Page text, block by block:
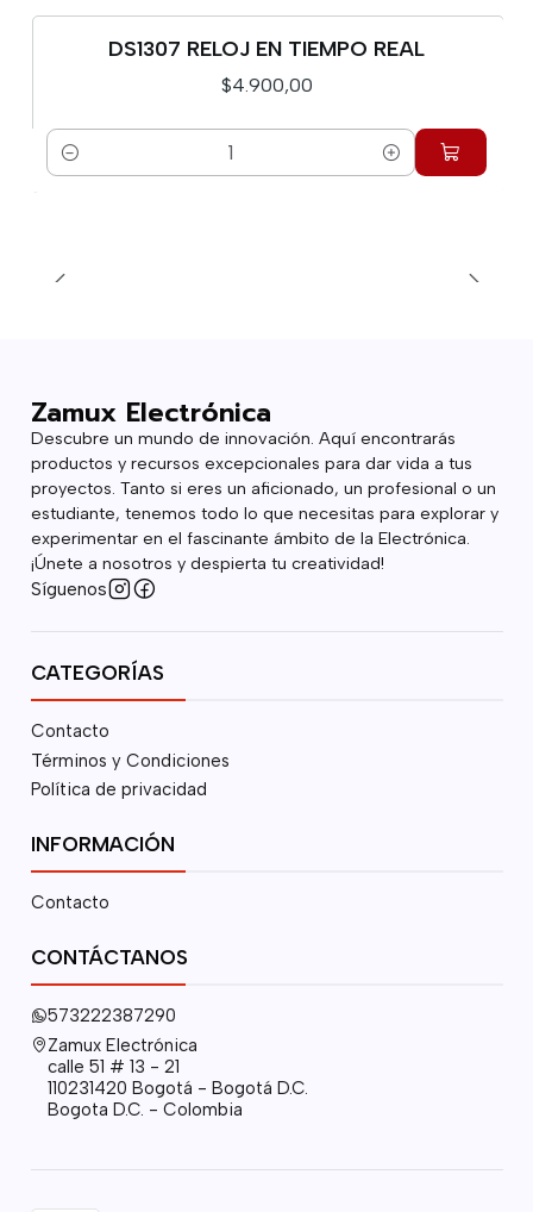
DS1307 RELOJ EN TIEMPO REAL
$4.900,00
Cantidad
Zamux Electrónica
Descubre un mundo de innovación. Aquí encontrarás
productos y recursos excepcionales para dar vida a tus
proyectos. Tanto si eres un aficionado, un profesional o un
estudiante, tenemos todo lo que necesitas para explorar y
experimentar en el fascinante ámbito de la Electrónica.
¡Únete a nosotros y despierta tu creatividad!
Síguenos
CATEGORÍAS
Contacto
Términos y Condiciones
Política de privacidad
INFORMACIÓN
Contacto
CONTÁCTANOS
573222387290
Zamux Electrónica
calle 51 # 13 - 21
110231420 Bogotá - Bogotá D.C.
Bogota D.C. - Colombia